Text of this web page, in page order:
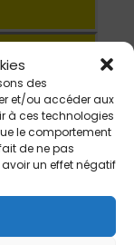
des
et/ou accéder aux
à ces technologies
le comportement
de ne pas
un effet négatif